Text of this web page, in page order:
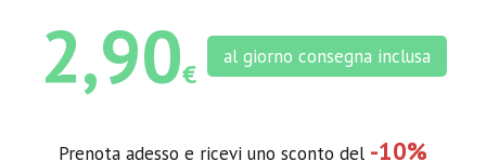
2,90€
al giorno consegna inclusa
Prenota adesso e ricevi uno sconto del -10%